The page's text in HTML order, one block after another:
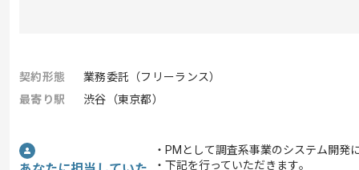
契約形態
業務委託（フリーランス）
最寄り駅
渋谷（東京都）
・PMとして調査系事業のシステム開発
・下記を行っていただきます｡